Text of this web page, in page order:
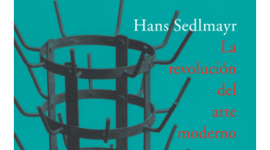
BUSCAR
LISTA DE LIBROS